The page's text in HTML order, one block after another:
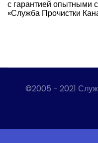
с гарантией опытными
«Служба Прочистки
©2005 - 2021